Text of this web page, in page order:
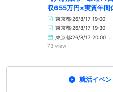
収655万円×実質年間
東京都:26/8/17 19:00
東京都:26/8/17 19:30
東京都:26/8/17 20:00 …
73 view
就活イベ